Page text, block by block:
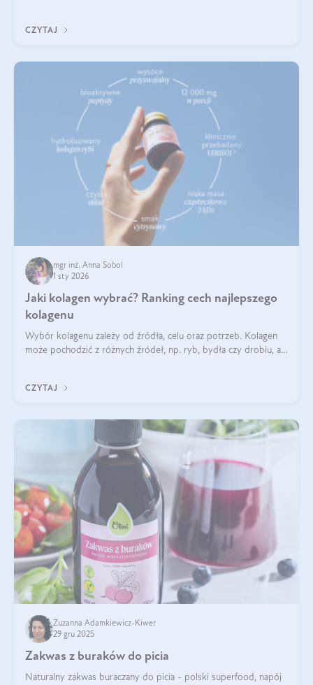
CZYTAJ
mgr inż. Anna Sobol
1 sty 2026
Jaki kolagen wybrać? Ranking cech najlepszego
kolagenu
Wybór kolagenu zależy od źródła, celu oraz potrzeb. Kolagen
może pochodzić z różnych źródeł, np. ryb, bydła czy drobiu, a
bydlęcy.
CZYTAJ
Zuzanna Adamkiewicz-Kiwer
29 gru 2025
Zakwas z buraków do picia
Naturalny zakwas buraczany do picia - polski superfood, napój